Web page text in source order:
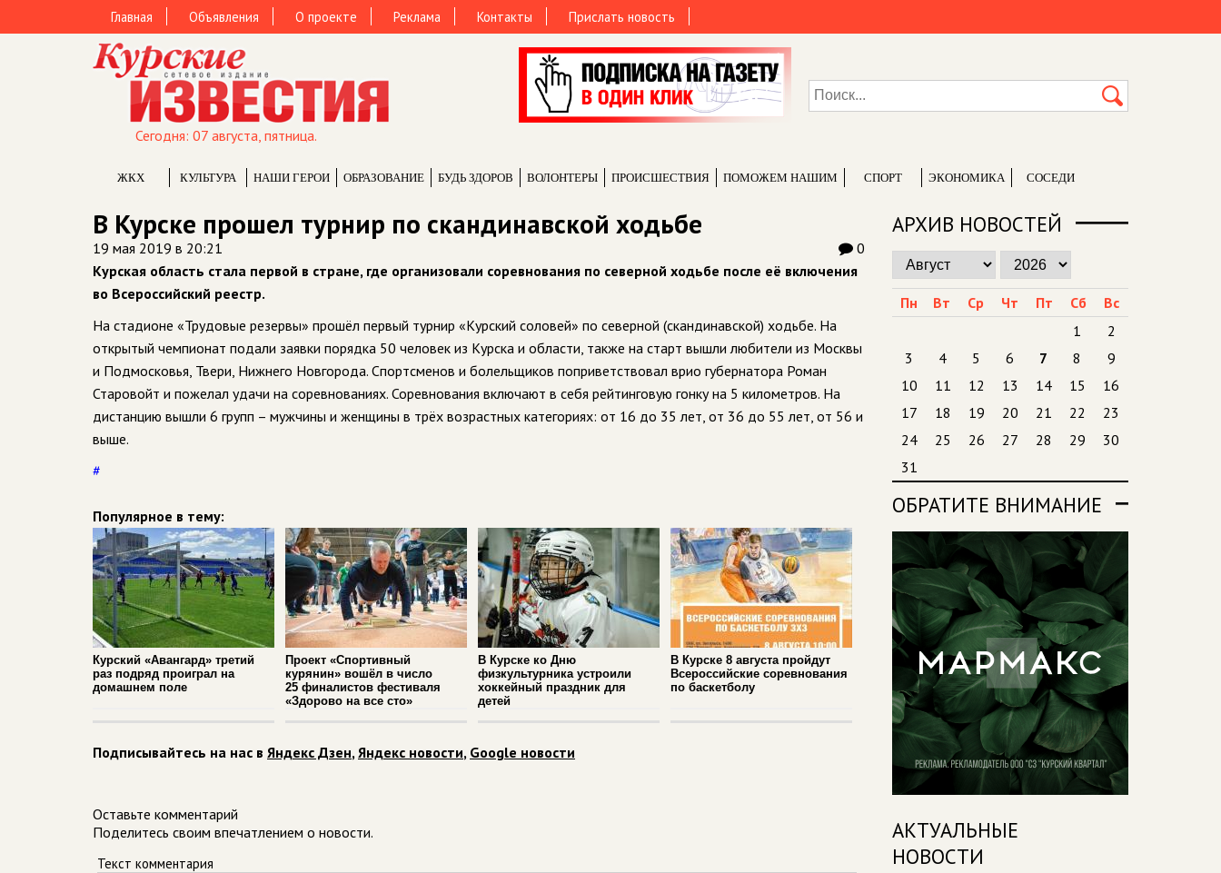
Главная Объявления О проекте Реклама Контакты Прислать новость
Сегодня: 07 августа, пятница.
ЖКХ КУЛЬТУРА НАШИ ГЕРОИ ОБРАЗОВАНИЕ БУДЬ ЗДОРОВ ВОЛОНТЕРЫ ПРОИCШЕСТВИЯ ПОМОЖЕМ НАШИМ СПОРТ ЭКОНОМИКА СОСЕДИ
В Курске прошел турнир по скандинавской ходьбе
19 мая 2019 в 20:21
0
Курская область стала первой в стране, где организовали соревнования по северной ходьбе после её включения
во Всероссийский реестр.
На стадионе «Трудовые резервы» прошёл первый турнир «Курский соловей» по северной (скандинавской) ходьбе. На
открытый чемпионат подали заявки порядка 50 человек из Курска и области, также на старт вышли любители из Москвы
и Подмосковья, Твери, Нижнего Новгорода. Спортсменов и болельщиков поприветствовал врио губернатора Роман
Старовойт и пожелал удачи на соревнованиях. Соревнования включают в себя рейтинговую гонку на 5 километров. На
дистанцию вышли 6 групп – мужчины и женщины в трёх возрастных категориях: от 16 до 35 лет, от 36 до 55 лет, от 56 и
выше.
#
Популярное в тему:
Курский «Авангард» третий
раз подряд проиграл на
домашнем поле
Проект «Спортивный
курянин» вошёл в число
25 финалистов фестиваля
«Здорово на все сто»
В Курске ко Дню
физкультурника устроили
хоккейный праздник для
детей
В Курске 8 августа пройдут
Всероссийские соревнования
по баскетболу
Подписывайтесь на нас в Яндекс Дзен,Яндекс новости, Google новости
Оставьте комментарий
Поделитесь своим впечатлением о новости.
Текст комментария
АРХИВ НОВОСТЕЙ
Пн Вт Ср Чт Пт Сб
Вс
1
2
3
4 5 6 7 8
9
10
11 12 13 14 15
16
17
18 19 20 21 22
23
24
25 26 27 28 29
30
31
ОБРАТИТЕ ВНИМАНИЕ
АКТУАЛЬНЫЕ
НОВОСТИ